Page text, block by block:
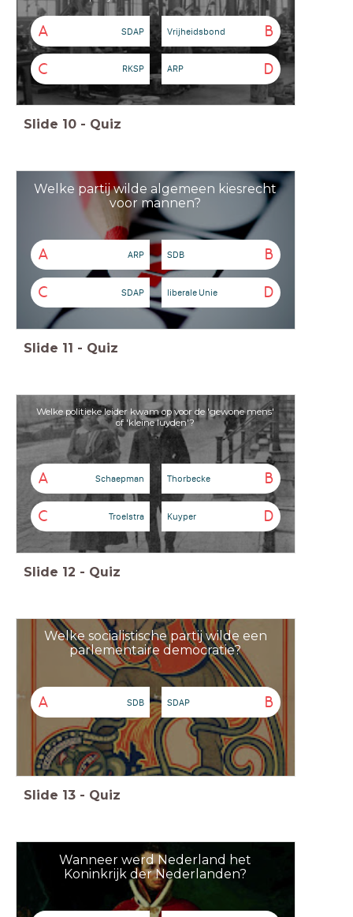
A SDAP B
Vrijheidsbond
C RKSP D
ARP
Slide 10 - Quiz
Welke partij wilde algemeen kiesrecht
voor mannen?
A ARP B
SDB
C SDAP D
liberale Unie
Slide 11 - Quiz
Welke politieke leider kwam op voor de 'gewone mens'
of 'kleine luyden'?
A Schaepman B
Thorbecke
C Troelstra D
Kuyper
Slide 12 - Quiz
Welke socialistische partij wilde een
parlementaire democratie?
A SDB B
SDAP
Slide 13 - Quiz
Wanneer werd Nederland het
Koninkrijk der Nederlanden?